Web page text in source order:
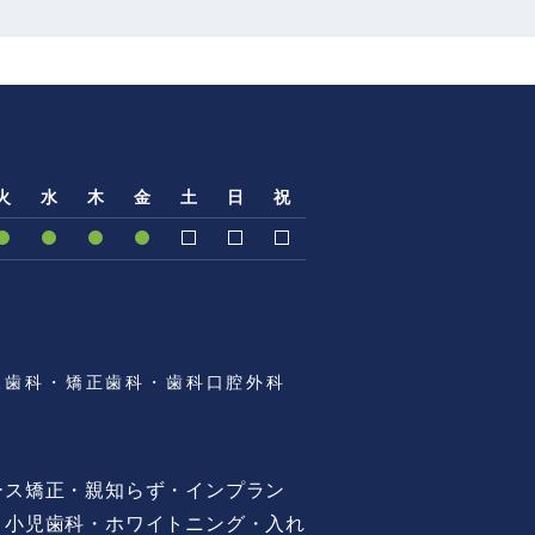
水 木 金 土 日 祝
科・矯正歯科・歯科口腔外科
矯正・親知らず・インプラン
児歯科・ホワイトニング・入れ